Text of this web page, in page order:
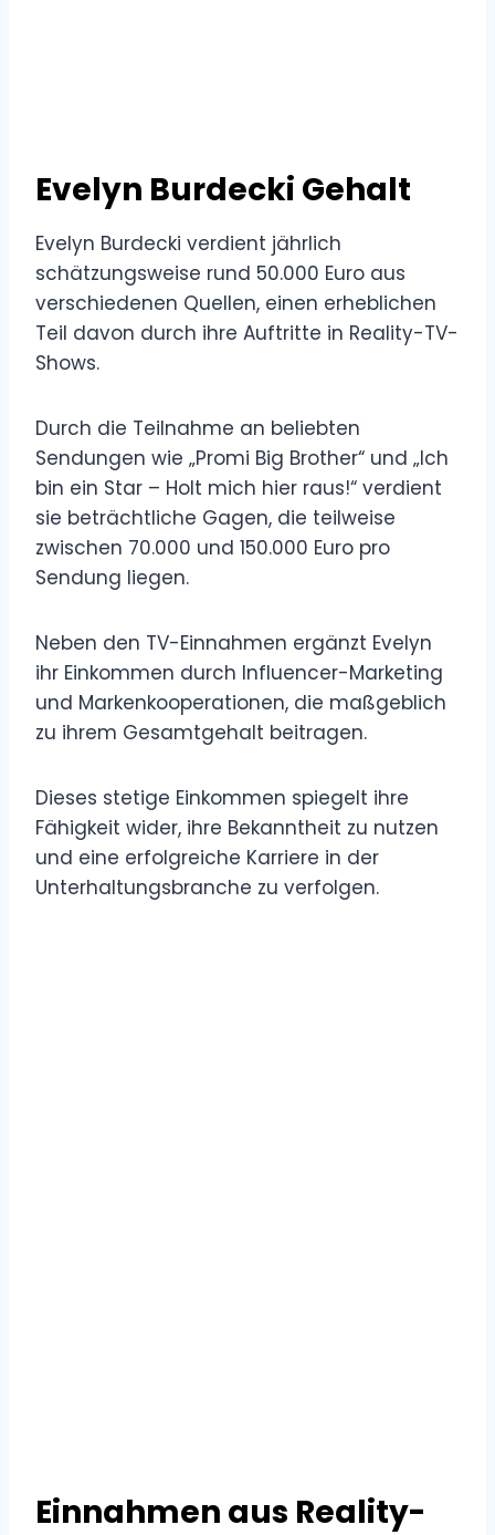
Evelyn Burdecki Gehalt
Evelyn Burdecki verdient jährlich
schätzungsweise rund 50.000 Euro aus
verschiedenen Quellen, einen erheblichen
Teil davon durch ihre Auftritte in Reality-TV-
Shows.
Durch die Teilnahme an beliebten
Sendungen wie „Promi Big Brother“ und „Ich
bin ein Star – Holt mich hier raus!“ verdient
sie beträchtliche Gagen, die teilweise
zwischen 70.000 und 150.000 Euro pro
Sendung liegen.
Neben den TV-Einnahmen ergänzt Evelyn
ihr Einkommen durch Influencer-Marketing
und Markenkooperationen, die maßgeblich
zu ihrem Gesamtgehalt beitragen.
Dieses stetige Einkommen spiegelt ihre
Fähigkeit wider, ihre Bekanntheit zu nutzen
und eine erfolgreiche Karriere in der
Unterhaltungsbranche zu verfolgen.
Einnahmen aus Reality-